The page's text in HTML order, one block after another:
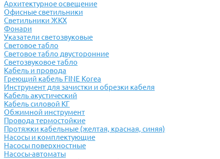
Архитектурное освещение
Офисные светильники
Светильники ЖКХ
Фонари
Указатели светозвуковые
Световое табло
Световое табло двусторонние
Светозвуковое табло
Кабель и провода
Греющий кабель FINE Korea
Инструмент для зачистки и обрезки кабеля
Кабель акустический
Кабель силовой КГ
Обжимной инструмент
Провода термостойкие
Протяжки кабельные (желтая, красная, синяя)
Насосы и комплектующие
Насосы поверхностные
Насосы-автоматы